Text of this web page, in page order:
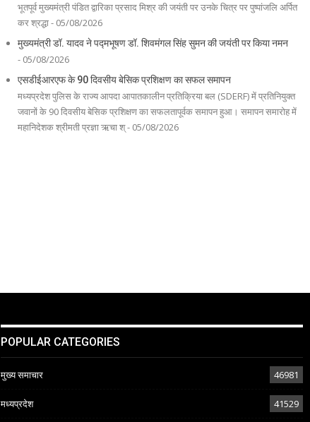
भूतपूर्व मुख्यमंत्री पंडित द्वारिका प्रसाद मिश्र की जयंती पर उनके चित्र पर पुष्पांजलि अर्पित
कर श्रद्धा - 05/08/2026
मुख्यमंत्री डॉ. यादव ने पद्मभूषण डॉ. शिवमंगल सिंह सुमन की जयंती पर किया नमन
- 05/08/2026
एसडीईआरएफ के 90 दिवसीय बेसिक प्रशिक्षण का सफल समापन
मध्यप्रदेश पुलिस के राज्य आपदा आपातकालीन प्रतिक्रिया बल (SDERF) में प्रतिनियुक्त
जवानों के 90 दिवसीय बेसिक प्रशिक्षण का सफलतापूर्वक समापन हुआ। समापन समारोह में
महानिदेशक श्रीमती प्रज्ञा ऋचा श् - 05/08/2026
POPULAR CATEGORIES
मुख्य समाचार 46981
मध्यप्रदेश 41529